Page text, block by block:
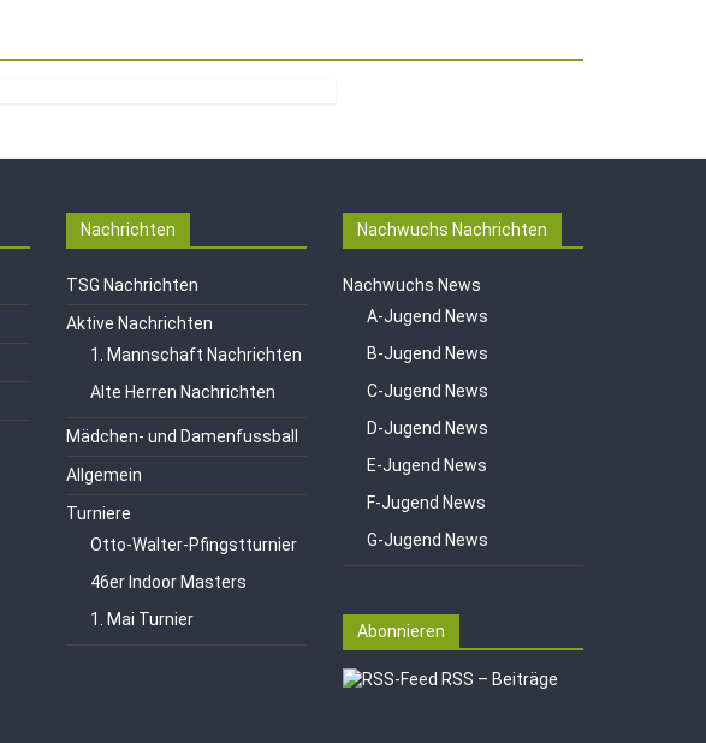
Nachrichten
TSG Nachrichten
Aktive Nachrichten
1. Mannschaft Nachrichten
Alte Herren Nachrichten
Mädchen- und Damenfussball
Allgemein
Turniere
Otto-Walter-Pfingstturnier
46er Indoor Masters
1. Mai Turnier
Nachwuchs Nachrichten
Nachwuchs News
A-Jugend News
B-Jugend News
C-Jugend News
D-Jugend News
E-Jugend News
F-Jugend News
G-Jugend News
Abonnieren
RSS – Beiträge